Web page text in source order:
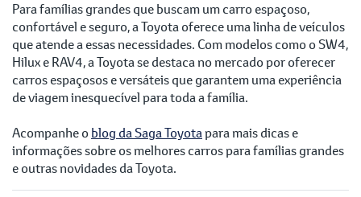
Para famílias grandes que buscam um carro espaçoso,
confortável e seguro, a Toyota oferece uma linha de veículos
que atende a essas necessidades. Com modelos como o SW4,
Hilux e RAV4, a Toyota se destaca no mercado por oferecer
carros espaçosos e versáteis que garantem uma experiência
de viagem inesquecível para toda a família.
Acompanhe o blog da Saga Toyotapara mais dicas e
informações sobre os melhores carros para famílias grandes
e outras novidades da Toyota.